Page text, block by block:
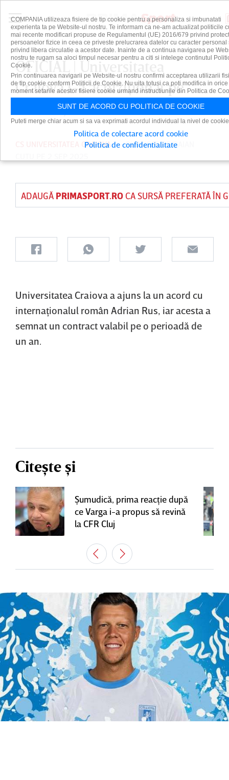
OFICIAL | Universitatea
Craiova l-a achiziţionat pe
internaţionalul Adrian Rus
CS UNIVERSITATEA CRAIOVA PUBLICAT DEDAIAN
ADAUGĂ PRIMASPORT.ROCA SURSĂ PREFERATĂ ÎN
Universitatea Craiova a ajuns la un acord cu
internaţionalul român Adrian Rus, iar acesta a
semnat un contract valabil pe o perioadă de
un an.
Citește și
Şumudică, prima reacţie după
ce Varga i-a propus să revină
la CFR Cluj
COMPANIA utilizeaza fisiere de tip cookie pentru a personaliza si imbunatati
experienta ta pe Website-ul nostru. Te informam ca ne-am actualizat politicile
mai recente modificari propuse de Regulamentul (UE) 2016/679 privind
persoanelor fizice in ceea ce priveste prelucrarea datelor cu caracter personal
privind libera circulatie a acestor date. Inainte de a continua navigarea pe
nostru te rugam sa aloci timpul necesar pentru a citi si intelege continutul
Cookie.
Prin continuarea navigarii pe Website-ul nostru confirmi acceptarea utilizarii
de tip cookie conform Politicii de Cookie. Nu uita totusi ca poti modifica in orice
moment setarile acestor fisiere cookie urmand instructiunile din Politica de
SUNT DE ACORD CU POLITICA DE COOKIE
Puteti merge chiar acum si sa va exprimati acordul individual la nivel de
Politica de colectare acord cookie
Politica de confidentialitate